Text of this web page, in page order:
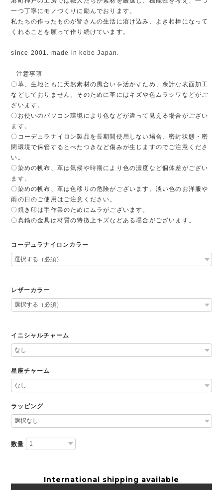
一つ丁寧にモノづくりに励んでおります。
私たちの作ったものが皆さんの生活に溶け込み、よき相棒になって
くれることを願って作り続けています。
since 2001. made in kobe Japan.
--注意事項--
〇革、生地ともに天然素材の風合いを活かすため、余計な表面加工
などしておりません。そのために革にはキズや色ムラシワなどがご
ざいます。
〇お使いのパソコン環境により色などが違って見える場合がござい
ます。
〇コーデュラナイロン製品を長期間使用しない場合、密封状態・密
閉環境で保管するとべたつきなど傷みが生じますのでご注意くださ
い。
〇染めの帆布、革は気候や時期により色の濃度など個体差がござい
ます。
〇染めの帆布、革は色移りの危険がございます。淡い色のお洋服や
雨の日のご使用はご注意ください。
〇焼き印は手作業のためにムラがございます。
〇真鍮の金具は材質の特徴上キズなどある場合がございます。
コーデュラナイロンカラー
レザーカラー
イニシャルチャーム
星座チャーム
ラッピング
数量
International shipping available